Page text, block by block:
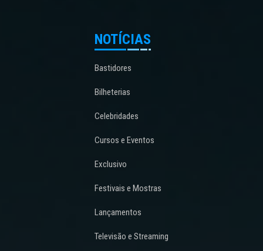
NOTÍCIAS
Bastidores
Bilheterias
Celebridades
Cursos e Eventos
Exclusivo
Festivais e Mostras
Lançamentos
Televisão e Streaming